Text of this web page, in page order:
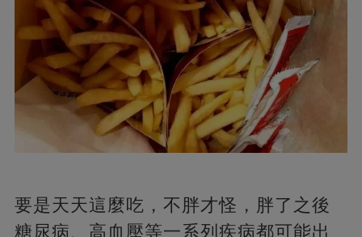
要是天天這麼吃，不胖才怪，胖了之後
糖尿病、高血壓等一系列疾病都可能出